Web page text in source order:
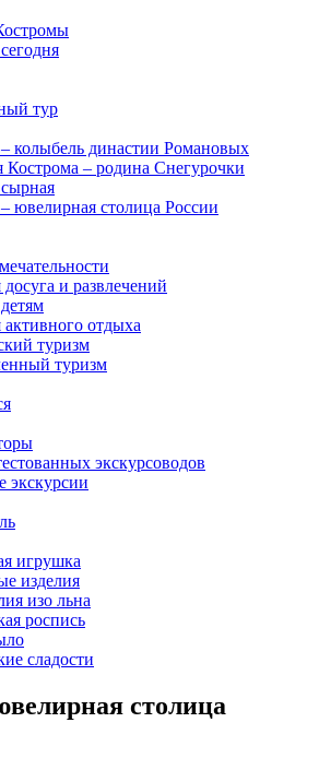
тур
колыбель династии Романовых
Кострома – родина Снегурочки
ювелирная столица России
и развлечений
отдыха
туризм
туризм
экскурсоводов
экскурсии
игрушка
изделия
изо льна
роспись
сладости
столица